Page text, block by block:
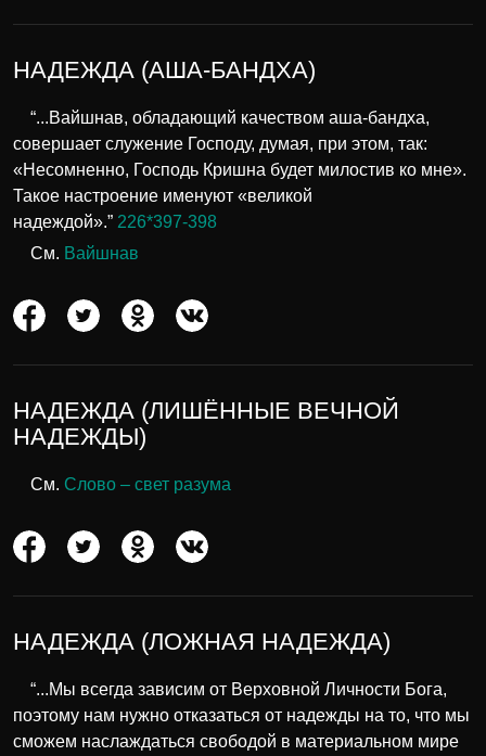
НАДЕЖДА (АША-БАНДХА)
“...Вайшнав, обладающий качеством аша-бандха,
совершает служение Господу, думая, при этом, так:
«Несомненно, Господь Кришна будет милостив ко мне».
Такое настроение именуют «великой
надеждой».” 226*397-398
См. Вайшнав
НАДЕЖДА (ЛИШЁННЫЕ ВЕЧНОЙ
НАДЕЖДЫ)
См. Слово – свет разума
НАДЕЖДА (ЛОЖНАЯ НАДЕЖДА)
“...Мы всегда зависим от Верховной Личности Бога,
поэтому нам нужно отказаться от надежды на то, что мы
сможем наслаждаться свободой в материальном мире